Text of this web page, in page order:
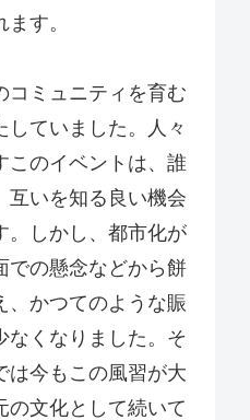
す。
コミュニティを育む
ていました。人々
このイベントは、誰
互いを知る良い機会
。しかし、都市化が
での懸念などから餅
、かつてのような賑
なくなりました。そ
は今もこの風習が大
の文化として続いて